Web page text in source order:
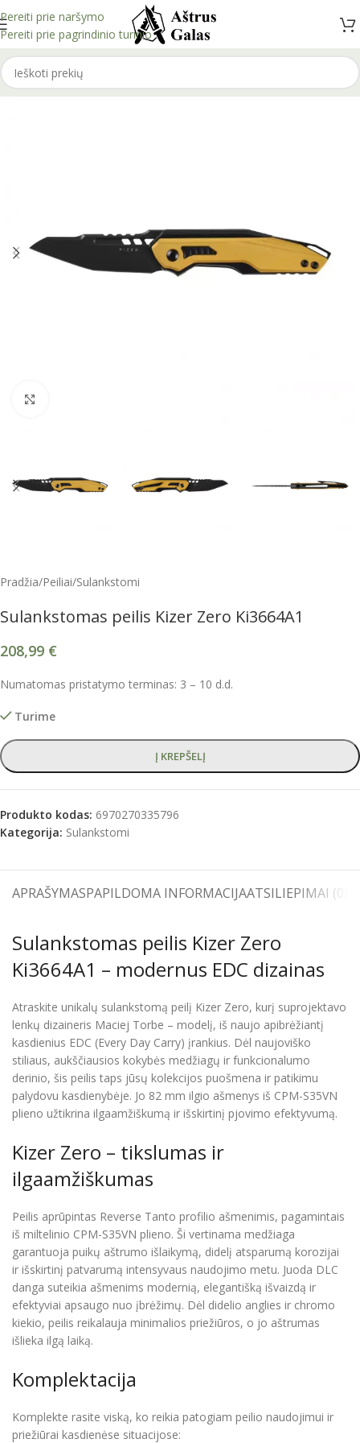
Pereiti prie naršymo
Pereiti prie pagrindinio turinio
Pradžia/Peiliai/Sulankstomi
Sulankstomas peilis Kizer Zero Ki3664A1
208,99 €
Numatomas pristatymo terminas: 3 – 10 d.d.
Turime
Į KREPŠELĮ
Produkto kodas: 6970270335796
Kategorija: Sulankstomi
APRAŠYMASPAPILDOMA INFORMACIJAATSILIEPIMAI (0)
Sulankstomas peilis Kizer Zero
Ki3664A1 – modernus EDC dizainas
Atraskite unikalų sulankstomą peilį Kizer Zero, kurį suprojektavo
lenkų dizaineris Maciej Torbe – modelį, iš naujo apibrėžiantį
kasdienius EDC (Every Day Carry) įrankius. Dėl naujoviško
stiliaus, aukščiausios kokybės medžiagų ir funkcionalumo
derinio, šis peilis taps jūsų kolekcijos puošmena ir patikimu
palydovu kasdienybėje. Jo 82 mm ilgio ašmenys iš CPM-S35VN
plieno užtikrina ilgaamžiškumą ir išskirtinį pjovimo efektyvumą.
Kizer Zero – tikslumas ir
ilgaamžiškumas
Peilis aprūpintas Reverse Tanto profilio ašmenimis, pagamintais
iš miltelinio CPM-S35VN plieno. Ši vertinama medžiaga
garantuoja puikų aštrumo išlaikymą, didelį atsparumą korozijai
ir išskirtinį patvarumą intensyvaus naudojimo metu. Juoda DLC
danga suteikia ašmenims modernią, elegantišką išvaizdą ir
efektyviai apsaugo nuo įbrėžimų. Dėl didelio anglies ir chromo
kiekio, peilis reikalauja minimalios priežiūros, o jo aštrumas
išlieka ilgą laiką.
Komplektacija
Komplekte rasite viską, ko reikia patogiam peilio naudojimui ir
priežiūrai kasdienėse situacijose: